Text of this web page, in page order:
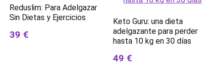
Reduslim: Para Adelgazar
Sin Dietas y Ejercicios
39 €
Keto Guru: una dieta
adelgazante para perder
hasta 10 kg en 30 días
49 €